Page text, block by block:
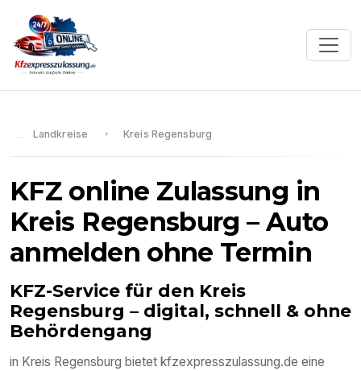
Landkreise Kreis Regensburg
KFZ online Zulassung in
Kreis Regensburg – Auto
anmelden ohne Termin
KFZ-Service für den Kreis
Regensburg – digital, schnell & ohne
Behördengang
in Kreis Regensburg bietet kfzexpresszulassung.de eine